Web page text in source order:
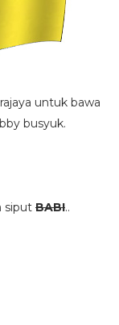
untuk bawa
busyuk.
siput BABI..